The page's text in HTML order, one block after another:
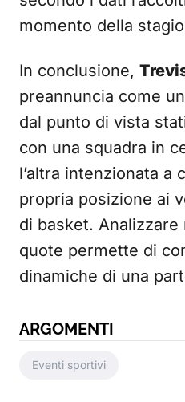
momento della
In conclusione,
preannuncia come
dal punto di vista
con una squadra in
l’altra intenzionata a
propria posizione ai
di basket.
quote permette di
dinamiche di una
ARGOMENTI
Eventi sportivi